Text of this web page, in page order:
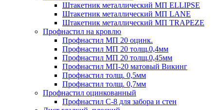
Штакетник металлический МП ELLIPSE
Штакетник металлический МП LАNE
Штакетник металлический МП TRAPEZE
Профнастил на кровлю
Профнастил МП 20 оцинк.
Профнастил МП 20 толщ.0,4мм
Профнастил МП 20 толщ.0,45мм
Профнастил МП-20 матовый Викинг
Профнастил толщ. 0,5мм
Профнастил толщ. 0,7мм
Профнастил оцинкованный
Профнастил С-8 для забора и стен